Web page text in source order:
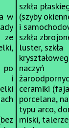
w
ze
i
szkła
(szyby
i
szkła
luster, szkła
naczyń
ceramiki
porcelana,
typu arco,
miski,